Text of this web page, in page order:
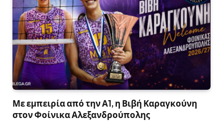
Με εμπειρία από την Α1, η Βιβή Καραγκούνη
στον Φοίνικα Αλεξανδρούπολης